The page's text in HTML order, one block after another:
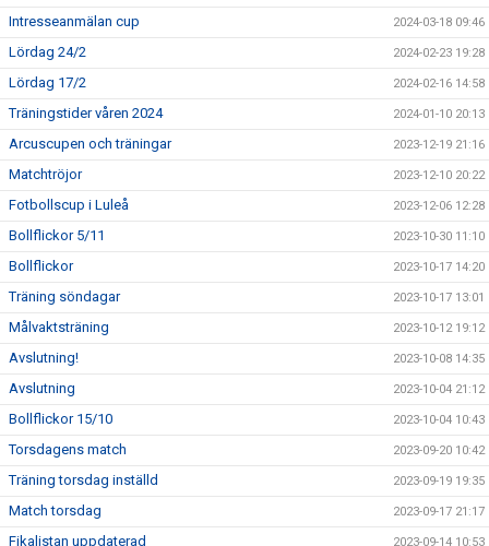
Intresseanmälan cup 2024-03-18 09:46
Lördag 24/2 2024-02-23 19:28
Lördag 17/2 2024-02-16 14:58
Träningstider våren 2024 2024-01-10 20:13
Arcuscupen och träningar 2023-12-19 21:16
Matchtröjor 2023-12-10 20:22
Fotbollscup i Luleå 2023-12-06 12:28
Bollflickor 5/11 2023-10-30 11:10
Bollflickor 2023-10-17 14:20
Träning söndagar 2023-10-17 13:01
Målvaktsträning 2023-10-12 19:12
Avslutning! 2023-10-08 14:35
Avslutning 2023-10-04 21:12
Bollflickor 15/10 2023-10-04 10:43
Torsdagens match 2023-09-20 10:42
Träning torsdag inställd 2023-09-19 19:35
Match torsdag 2023-09-17 21:17
Fikalistan uppdaterad 2023-09-14 10:53